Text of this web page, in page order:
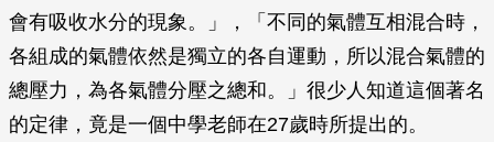
會有吸收水分的現象。」，「不同的氣體互相混合時，
各組成的氣體依然是獨立的各自運動，所以混合氣體的
總壓力，為各氣體分壓之總和。」很少人知道這個著名
的定律，竟是一個中學老師在27歲時所提出的。